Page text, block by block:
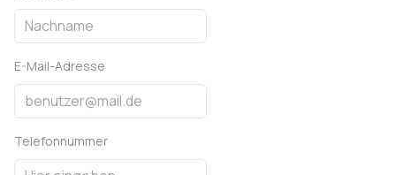
E-Mail-Adresse
Telefonnummer